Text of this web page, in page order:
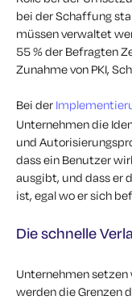
bei der Schaffung
müssen verwaltet
55 % der Befragten
Zunahme von PKI,
Bei der
Unternehmen die
und
dass ein Benutzer
ausgibt, und dass er
ist, egal wo er sich
Die schnelle
Unternehmen
werden die Grenzen